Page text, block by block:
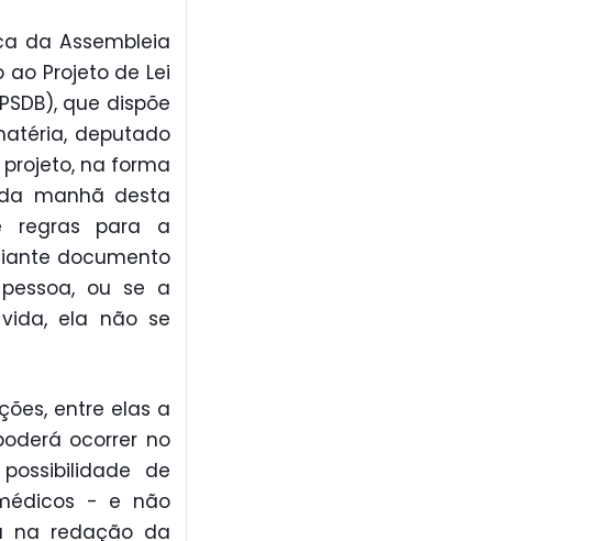
da Assembleia
ao Projeto de Lei
que dispõe
deputado
na forma
manhã desta
regras para a
documento
ou se a
ela não se
entre elas a
ocorrer no
de
- e não
na redação da